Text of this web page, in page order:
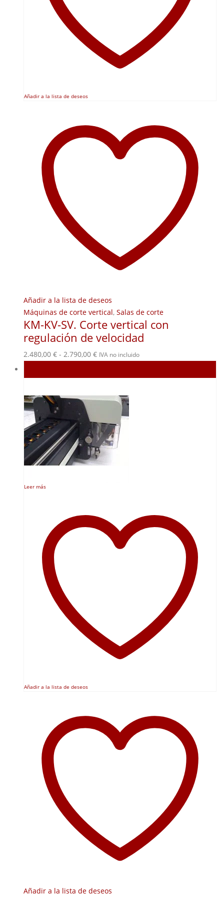
Añadir a la lista de deseos
Añadir a la lista de deseos
Máquinas de corte vertical, Salas de corte
KM-KV-SV. Corte vertical con
regulación de velocidad
2.480,00 € - 2.790,00 €Rango
precios:
2.480,00 €
2.790,00 €
IVA no incluido
Leer más
Añadir a la lista de deseos
Añadir a la lista de deseos